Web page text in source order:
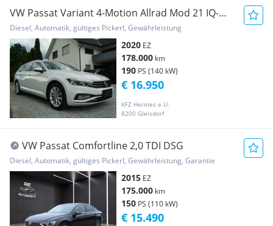
VW Passat Variant 4-Motion Allrad Mod 21 IQ-
Matrix...
Diesel, Automatik, gültiges Pickerl, Gewährleistung
2020 EZ
178.000 km
190 PS (140 kW)
KFZ Hermes e.U.
8200 Gleisdorf
€ 16.950
VW Passat Comfortline 2,0 TDI DSG
Diesel, Automatik, gültiges Pickerl, Gewährleistung, Garantie
2015 EZ
175.000 km
150 PS (110 kW)
€ 15.490